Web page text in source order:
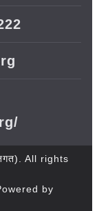
. All rights
by